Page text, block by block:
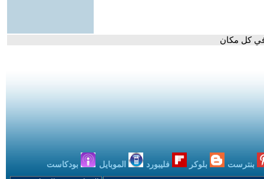
في كل مكان
بنترست بلوكر فليبورد الموبايل بودكاست